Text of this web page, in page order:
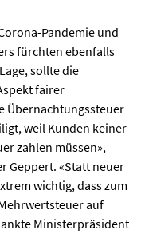
Pandemie und
fürchten ebenfalls
sollte die
fairer
Übernachtungssteuer
weil Kunden keiner
zahlen müssen»,
Geppert. «Statt neuer
wichtig, dass zum
auf
Ministerpräsident